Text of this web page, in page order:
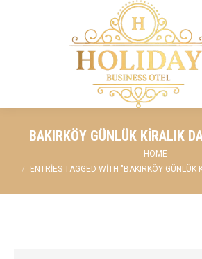
BAKIRKÖY GÜNLÜK KIRALIK
HOME
ENTRIES TAGGED WITH "BAKIRKÖY GÜNLÜK